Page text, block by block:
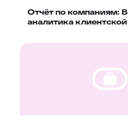
Отчёт по компаниям:
аналитика